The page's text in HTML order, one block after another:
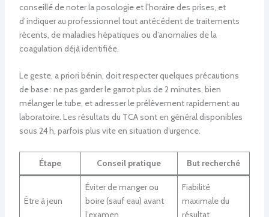
conseillé de noter la posologie et l’horaire des prises, et
d’indiquer au professionnel tout antécédent de traitements
récents, de maladies hépatiques ou d’anomalies de la
coagulation déjà identifiée.
Le geste, a priori bénin, doit respecter quelques précautions
de base : ne pas garder le garrot plus de 2 minutes, bien
mélanger le tube, et adresser le prélèvement rapidement au
laboratoire. Les résultats du TCA sont en général disponibles
sous 24 h, parfois plus vite en situation d’urgence.
Étape Conseil pratique But recherché
Être à jeun
Éviter de manger ou
boire (sauf eau) avant
l’examen
Fiabilité
maximale du
résultat